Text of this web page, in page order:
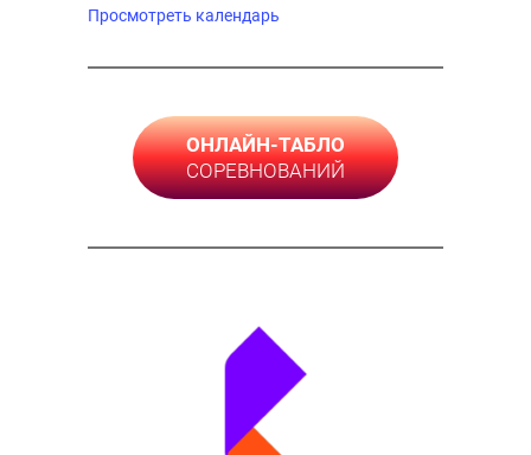
Просмотреть календарь
ОНЛАЙН-ТАБЛО
СОРЕВНОВАНИЙ